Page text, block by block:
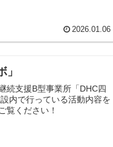
2026.01.06
続支援B型事業所「DHC四
内で行っている活動内容を
覧ください！